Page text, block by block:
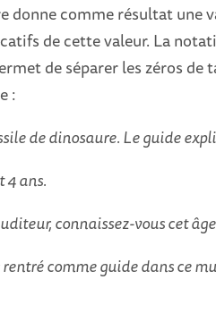
donne comme résultat une
de cette valeur. La
de séparer les zéros
:
de dinosaure. Le guide
4 ans.
connaissez-vous cet
comme guide dans ce